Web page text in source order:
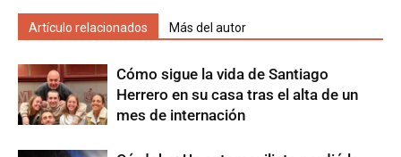
Artículo relacionados Más del autor
Cómo sigue la vida de Santiago
Herrero en su casa tras el alta de un
mes de internación